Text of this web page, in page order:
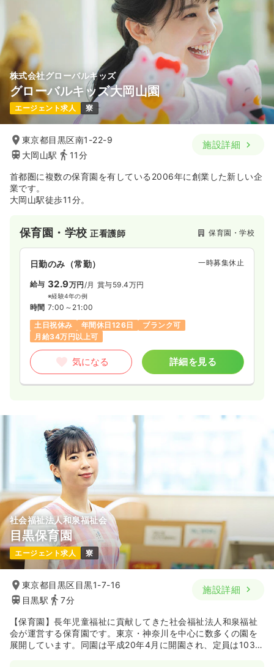
株式会社グローバルキッズ
グローバルキッズ大岡山園
エージェント求人 寮
東京都目黒区南1-22-9
大岡山駅
11分
施設詳細
首都圏に複数の保育園を有している2006年に創業した新しい企
業です。
大岡山駅徒歩11分。
保育園・学校正看護師 保育園・学校
日勤のみ（常勤） 一時募集休止
給与 32.9万円/月 賞与59.4万円
※経験4年の例
時間 7:00～21:00
土日祝休み
年間休日126日
ブランク可
月給34万円以上可
気になる 詳細を見る
社会福祉法人和泉福祉会
目黒保育園
エージェント求人 寮
東京都目黒区目黒1-7-16
目黒駅
7分
施設詳細
【保育園】長年児童福祉に貢献してきた社会福祉法人和泉福祉
会が運営する保育園です。東京・神奈川を中心に数多くの園を
展開しています。同園は平成20年4月に開園され、定員は103名